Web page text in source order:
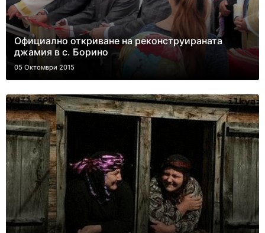
Официално откриване на реконструираната
джамия в с. Борино
05 Октомври 2015